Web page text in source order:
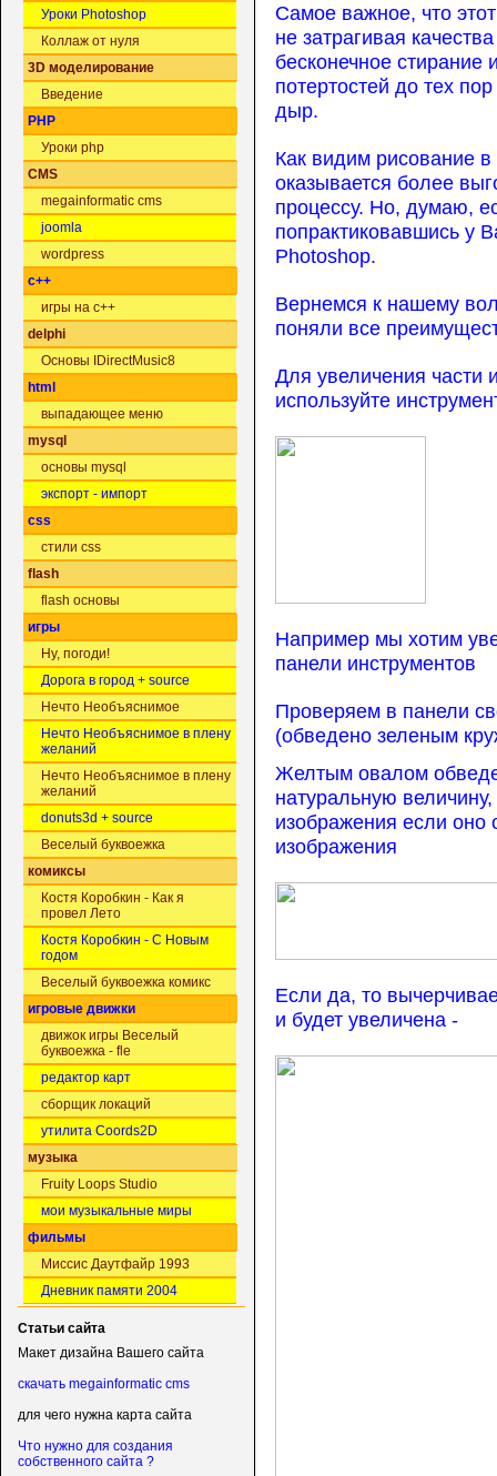
Уроки Photoshop
Коллаж от нуля
3D моделирование
Введение
PHP
Уроки php
CMS
megainformatic cms
joomla
wordpress
c++
игры на c++
delphi
Основы IDirectMusic8
html
выпадающее меню
mysql
основы mysql
экспорт - импорт
css
стили css
flash
flash основы
игры
Ну, погоди!
Дорога в город + source
Нечто Необъяснимое
Нечто Необъяснимое в плену
желаний
Нечто Необъяснимое в плену
желаний
donuts3d + source
Веселый буквоежка
комиксы
Костя Коробкин - Как я
провел Лето
Костя Коробкин - С Новым
годом
Веселый буквоежка комикс
игровые движки
движок игры Веселый
буквоежка - fle
редактор карт
сборщик локаций
утилита Coords2D
музыка
Fruity Loops Studio
мои музыкальные миры
фильмы
Миссис Даутфайр 1993
Дневник памяти 2004
Статьи сайта
Макет дизайна Вашего сайта
скачать megainformatic cms
для чего нужна карта сайта
Что нужно для создания
собственного сайта ?
Самое важное, что
не затрагивая
бесконечное
потертостей до тех
дыр.
Как видим рисование
оказывается более
процессу. Но, думаю,
попрактиковавшись у
Photoshop.
Вернемся к нашему
поняли все
Для увеличения части
используйте
Например мы хотим
панели инструментов
Проверяем в панели
(обведено зеленым
Желтым овалом
натуральную
изображения если оно
изображения
Если да, то
и будет увеличена -